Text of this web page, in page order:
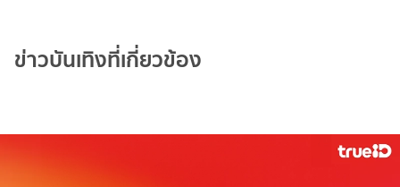
ข่าวบันเทิงที่เกี่ยวข้อง